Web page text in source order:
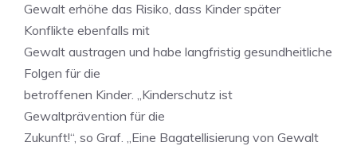
Gewalt erhöhe das Risiko, dass Kinder später
Konflikte ebenfalls mit
Gewalt austragen und habe langfristig gesundheitliche
Folgen für die
betroffenen Kinder. „Kinderschutz ist
Gewaltprävention für die
Zukunft!“, so Graf. „Eine Bagatellisierung von Gewalt